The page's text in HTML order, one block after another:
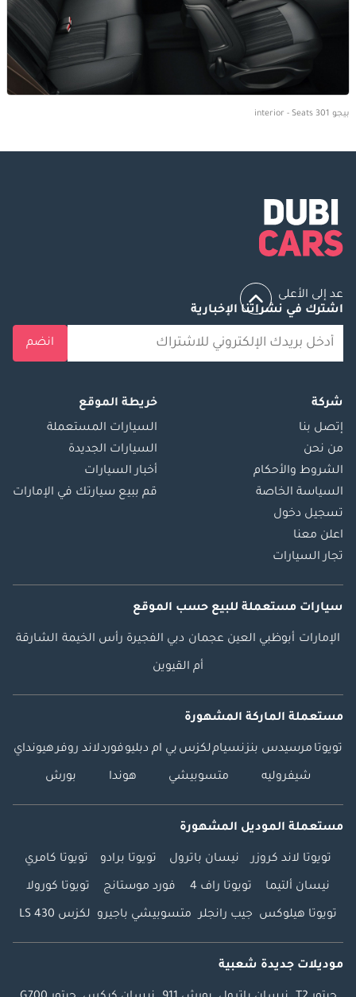
بيجو 301 interior - Seats
عد إلى الأعلى
اشترك في نشراتنا الإخبارية
انضم
شركة
إتصل بنا
من نحن
الشروط والأحكام
السياسة الخاصة
تسجيل دخول
اعلن معنا
تجار السيارات
خريطة الموقع
السيارات المستعملة
السيارات الجديدة
أخبار السيارات
قم ببيع سيارتك في الإمارات
سيارات مستعملة للبيع حسب الموقع
الإمارات أبوظبي العين عجمان دبي الفجيرة رأس الخيمة الشارقة
أم القيوين
مستعملة الماركة المشهورة
تويوتا مرسيدس بنزنسياملكزس بي ام دبليوفوردلاند روفرهيونداي
شيفروليه متسوبيشي هوندا بورش
مستعملة الموديل المشهورة
تويوتا لاند كروزر نيسان باترول تويوتا برادو تويوتا كامري
نيسان ألتيما تويوتا راف 4 فورد موستانج تويوتا كورولا
تويوتا هيلوكس جيب رانجلر متسوبيشي باجيرو لكزس LS 430
موديلات جديدة شعبية